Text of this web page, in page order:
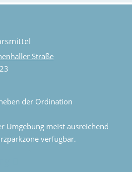
Straße
der Ordination
Umgebung meist ausreichend
verfügbar.